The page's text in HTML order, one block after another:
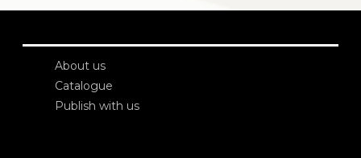
About us
Catalogue
Publish with us